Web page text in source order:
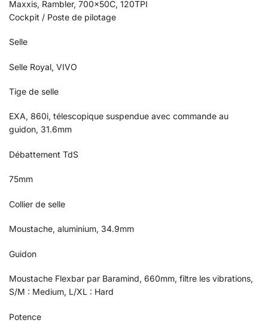
Maxxis, Rambler, 700x50C, 120TPI
Cockpit / Poste de pilotage
Selle
Selle Royal, VIVO
Tige de selle
EXA, 860i, télescopique suspendue avec commande au
guidon, 31.6mm
Débattement TdS
75mm
Collier de selle
Moustache, aluminium, 34.9mm
Guidon
Moustache Flexbar par Baramind, 660mm, filtre les vibrations,
S/M : Medium, L/XL : Hard
Potence